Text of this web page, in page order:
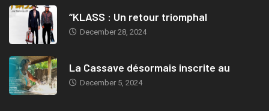
“KLASS : Un retour triomphal
December 28, 2024
La Cassave désormais inscrite au
December 5, 2024